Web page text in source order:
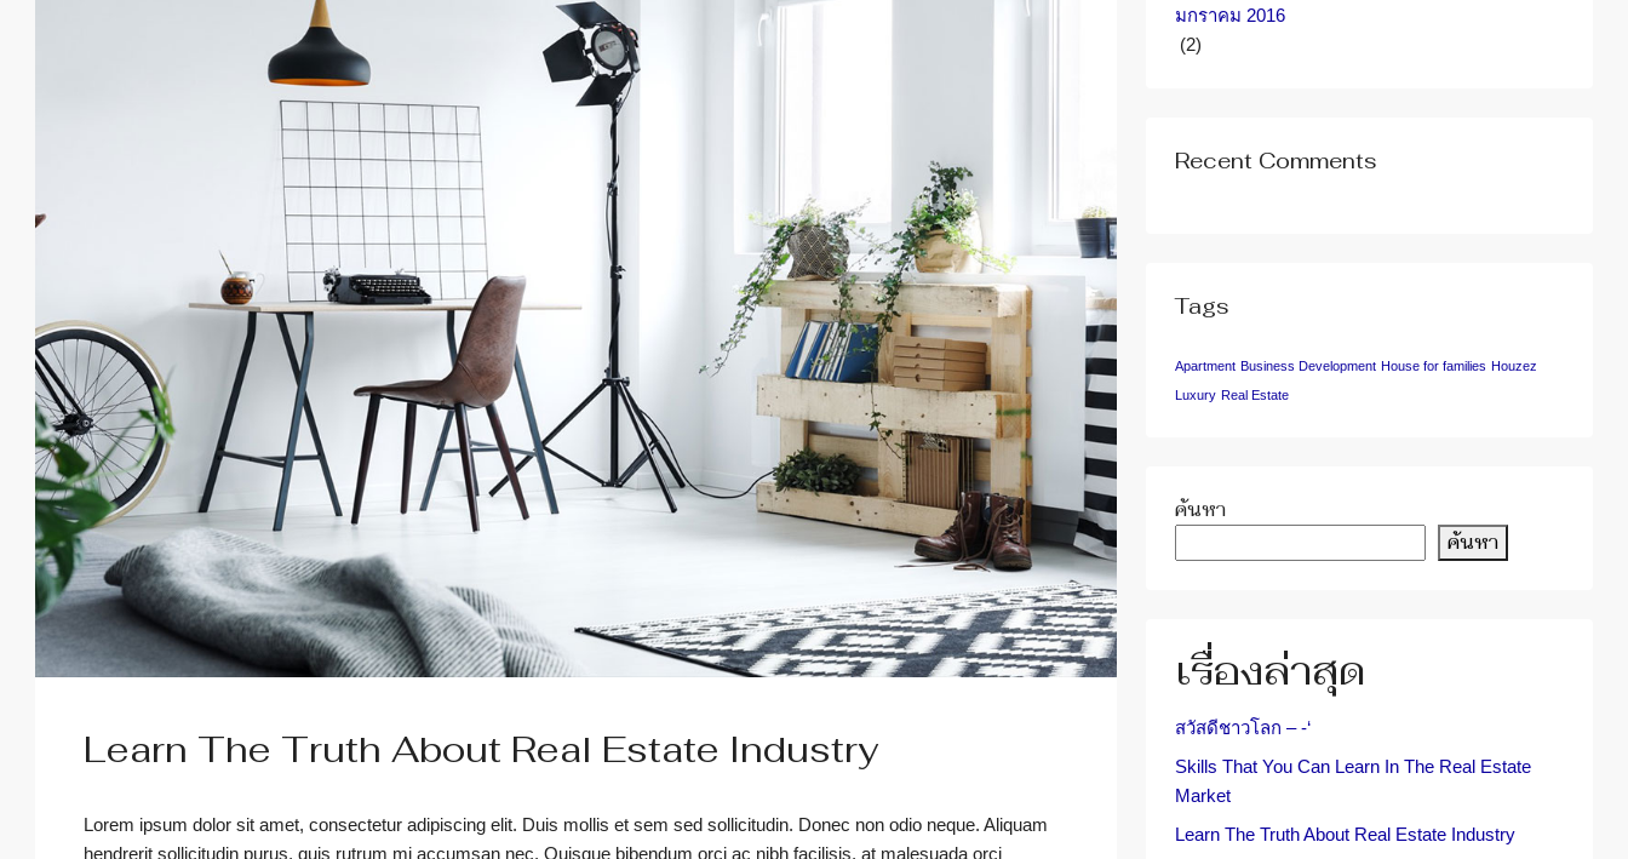
Learn The Truth About Real Estate Industry
Lorem ipsum dolor sit amet, consectetur adipiscing elit. Duis mollis et sem sed sollicitudin. Donec non odio neque. Aliquam
hendrerit sollicitudin purus, quis rutrum mi accumsan nec. Quisque bibendum orci ac nibh facilisis, at malesuada orci
มกราคม 2016
(2)
Recent Comments
Tags
Apartment Business Development House for families Houzez
Luxury Real Estate
ค้นหา
ค้นหา
เรื่องล่าสุด
สวัสดีชาวโลก – -‘
Skills That You Can Learn In The Real Estate
Market
Learn The Truth About Real Estate Industry